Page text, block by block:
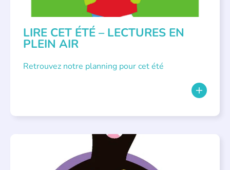
LIRE CET ÉTÉ – LECTURES EN
PLEIN AIR
Retrouvez notre planning pour cet été